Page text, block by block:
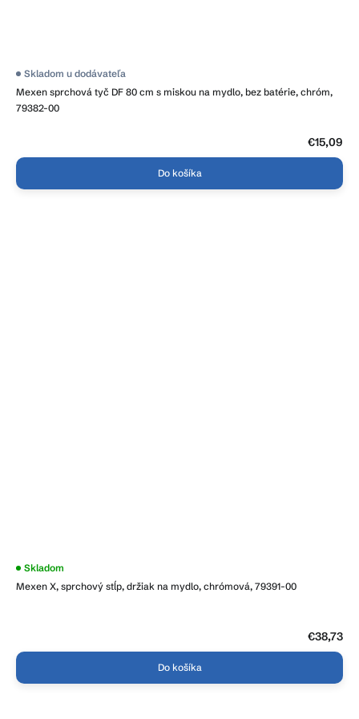
Mexen sprchová tyč DF 80 cm s miskou na mydlo, bez batérie, chróm,
79382-00
Skladom u dodávateľa
€15,09
Do košíka
Mexen X, sprchový stĺp, držiak na mydlo, chrómová, 79391-00
Skladom
€38,73
Do košíka